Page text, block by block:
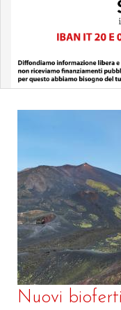
Nuovi